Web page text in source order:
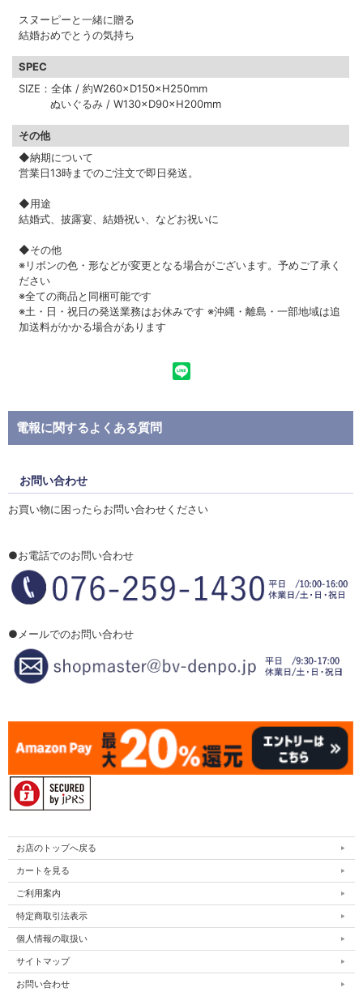
スヌーピーと一緒に贈る
結婚おめでとうの気持ち
SPEC
SIZE：全体 / 約W260×D150×H250mm
ぬいぐるみ / W130×D90×H200mm
その他
◆納期について
営業日13時までのご注文で即日発送。
◆用途
結婚式、披露宴、結婚祝い、などお祝いに
◆その他
※リボンの色・形などが変更となる場合がございます。予めご了承く
ださい
※全ての商品と同梱可能です
※土・日・祝日の発送業務はお休みです ※沖縄・離島・一部地域は追
加送料がかかる場合があります
電報に関するよくある質問
お問い合わせ
お買い物に困ったらお問い合わせください
●お電話でのお問い合わせ
●メールでのお問い合わせ
お店のトップへ戻る
カートを見る
ご利用案内
特定商取引法表示
個人情報の取扱い
サイトマップ
お問い合わせ